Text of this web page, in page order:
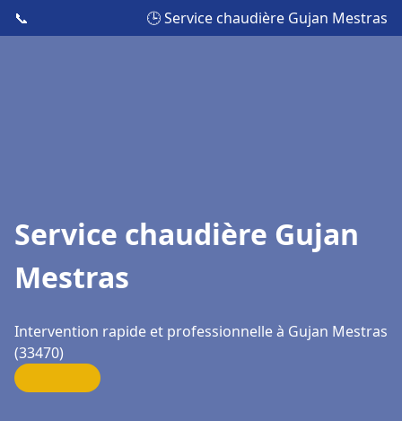
📞 🕒 Service chaudière Gujan Mestras
Service chaudière Gujan
Mestras
Intervention rapide et professionnelle à Gujan Mestras
(33470)